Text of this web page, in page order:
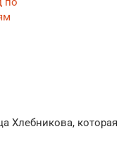
Хлебникова, которая